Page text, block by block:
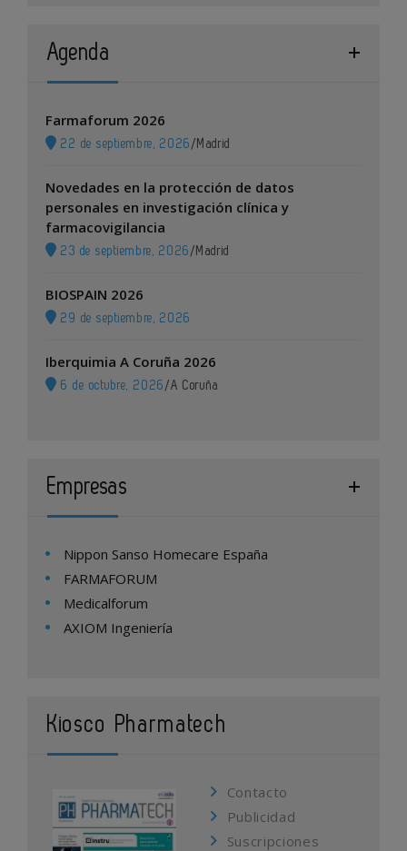
Agenda
Farmaforum 2026
22 de septiembre, 2026 / Madrid
Novedades en la protección de datos
personales en investigación clínica y
farmacovigilancia
23 de septiembre, 2026 / Madrid
BIOSPAIN 2026
29 de septiembre, 2026
Iberquimia A Coruña 2026
6 de octubre, 2026 /A Coruña
Empresas
Nippon Sanso Homecare España
FARMAFORUM
Medicalforum
AXIOM Ingeniería
Kiosco Pharmatech
Contacto
Publicidad
Suscripciones